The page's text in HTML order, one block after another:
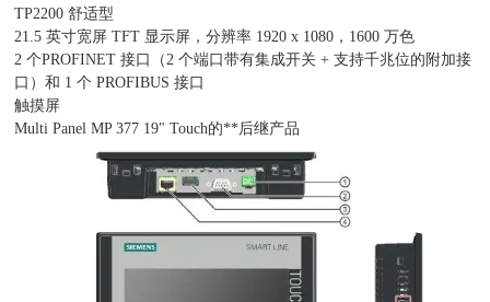
TP2200 舒适型
21.5 英寸宽屏 TFT 显示屏，分辨率 1920 x 1080，1600 万色
2 个PROFINET 接口（2 个端口带有集成开关 + 支持千兆位的附加接
口）和 1 个 PROFIBUS 接口
触摸屏
Multi Panel MP 377 19" Touch的**后继产品